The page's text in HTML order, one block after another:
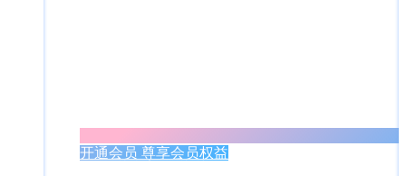
开通会员 尊享会员权益